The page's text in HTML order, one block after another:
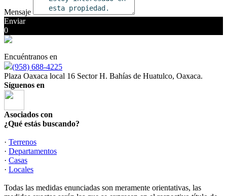
Mensaje
Enviar
0
Encuéntranos en
(958) 688-4225
Plaza Oaxaca local 16 Sector H. Bahías de Huatulco, Oaxaca.
Síguenos en
Asociados con
¿Qué estás buscando?
· Terrenos
· Departamentos
· Casas
· Locales
Todas las medidas enunciadas son meramente orientativas, las